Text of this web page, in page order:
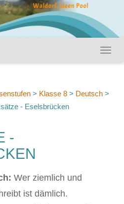
> Klasse 8 > Deutsch >
- Eselsbrücken
-
Wer ziemlich und
ist dämlich.